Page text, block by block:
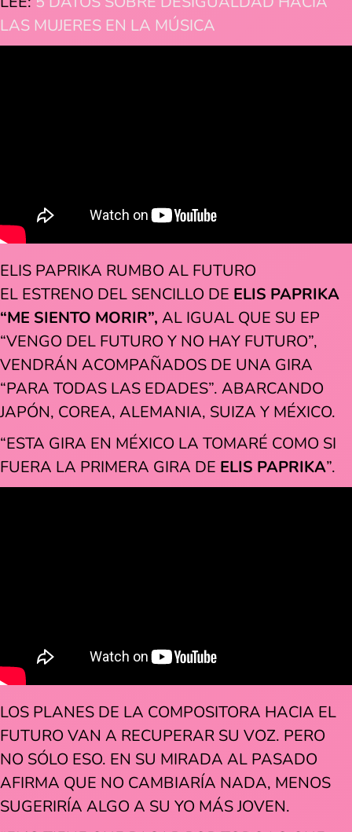
LAS MUJERES EN LA MÚSICA
ELIS PAPRIKA RUMBO AL FUTURO
EL ESTRENO DEL SENCILLO DE ELIS PAPRIKA
“ME SIENTO MORIR”, AL IGUAL QUE SU EP
“VENGO DEL FUTURO Y NO HAY FUTURO”,
VENDRÁN ACOMPAÑADOS DE UNA GIRA
“PARA TODAS LAS EDADES”. ABARCANDO
JAPÓN, COREA, ALEMANIA, SUIZA Y MÉXICO.
“ESTA GIRA EN MÉXICO LA TOMARÉ COMO SI
FUERA LA PRIMERA GIRA DE ELIS PAPRIKA”.
LOS PLANES DE LA COMPOSITORA HACIA EL
FUTURO VAN A RECUPERAR SU VOZ. PERO
NO SÓLO ESO. EN SU MIRADA AL PASADO
AFIRMA QUE NO CAMBIARÍA NADA, MENOS
SUGERIRÍA ALGO A SU YO MÁS JOVEN.